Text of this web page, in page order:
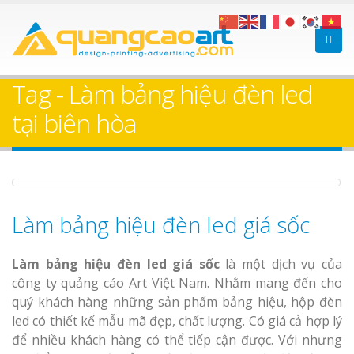
Tag - Làm bảng hiệu đèn led
tại biên hòa
Làm bảng hiệu đèn led giá sốc
Làm bảng hiệu đèn led giá sốclà một dịch vụ của
công ty quảng cáo Art Việt Nam. Nhằm mang đến cho
quý khách hàng những sản phẩm bảng hiệu, hộp đèn
led có thiết kế mẫu mã đẹp, chất lượng. Có giá cả hợp lý
để nhiều khách hàng có thể tiếp cận được. Với nhưng
Bảng gỗ treo cửa
Làm bảng hiệu gỗ tại
Biên Hòa
Làm bảng
Thi công
cáo Thuận
Dương